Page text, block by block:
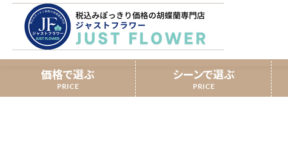
価格で選ぶ シーンで選ぶ
開業祝い
3本立
ホーム ￥60,000 65,000円ジャスト胡蝶蘭7本立